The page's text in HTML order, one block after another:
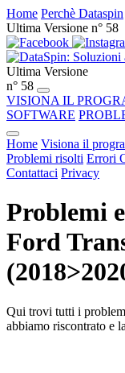
Home Perchè Dataspin
Ultima Versione n° 58
Ultima Versione
n° 58
VISIONA IL
SOFTWARE
Home Visiona il
Problemi risolti Errori
Contattaci Privacy
Problemi
Ford
Qui trovi tutti i
abbiamo riscontrato e